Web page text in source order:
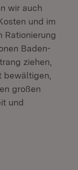
wir auch
und im
Rationierung
Baden-
ziehen,
großen
und